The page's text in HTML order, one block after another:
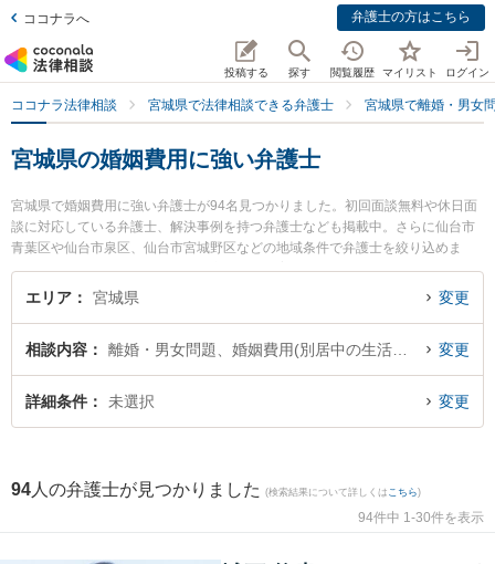
ココナラへ 弁護士の方はこちら
投稿する 探す 閲覧履歴 マイリスト ログイン
ココナラ法律相談 宮城県で法律相談できる弁護士 宮城県で離婚・男女
宮城県の婚姻費用に強い弁護士
宮城県で婚姻費用に強い弁護士が94名見つかりました。初回面談無料や休日面
談に対応している弁護士、解決事例を持つ弁護士なども掲載中。さらに仙台市
青葉区や仙台市泉区、仙台市宮城野区などの地域条件で弁護士を絞り込めま
す。離婚・男女問題に関係する財産分与や養育費、親権等の細かな分野での絞
り込み検索もでき便利です。特にネクスパート法律事務所 仙台オフィスの城石
注目されています。『宮城県で土日や夜間に発生した婚姻費用のトラブルを今
すぐに弁護士に相談したい』『婚姻費用のトラブル解決の実績豊富な近くの弁
護士を検索したい』『初回相談無料で婚姻費用を法律相談できる宮城県内の弁
エリア 宮城県 変更
相談内容 変更
詳細条件 未選択 変更
94 人の弁護士が見つかりました (検索結果について詳しくは こちら)
94件中 1-30件を表示